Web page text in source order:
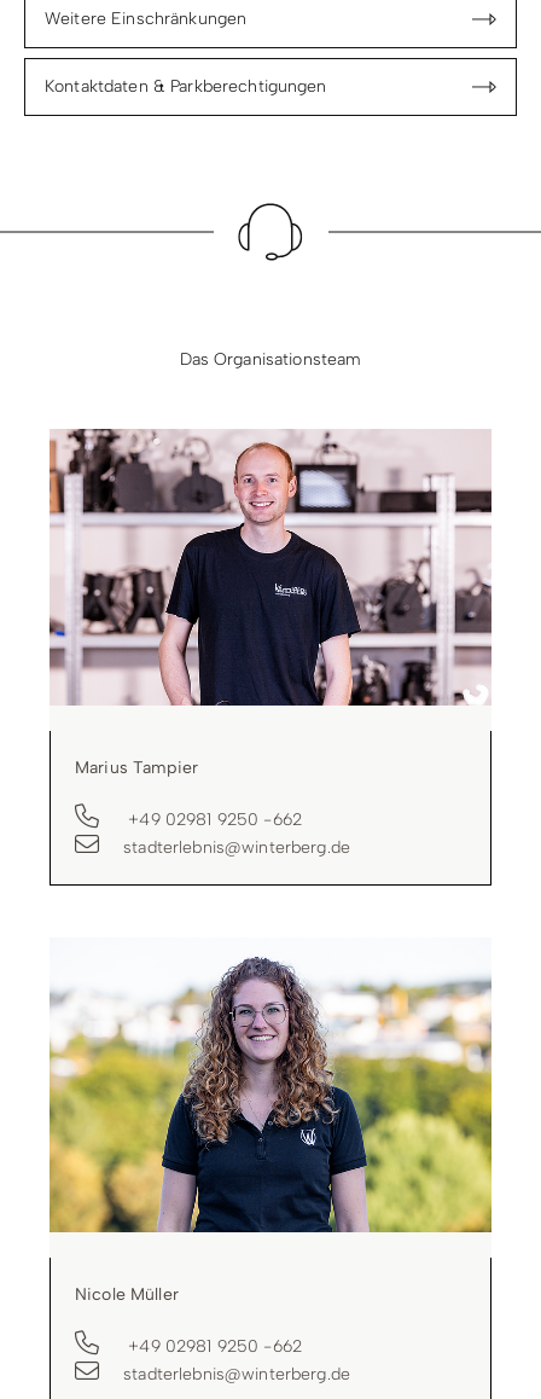
Weitere Einschränkungen
Kontaktdaten & Parkberechtigungen
Das Organisationsteam
Marius Tampier
+49 02981 9250 -662
stadterlebnis@winterberg.de
Nicole Müller
+49 02981 9250 -662
stadterlebnis@winterberg.de